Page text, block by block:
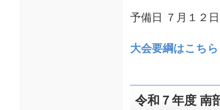
予備日 ７月１２
大会要綱はこちら
令和７年度 南